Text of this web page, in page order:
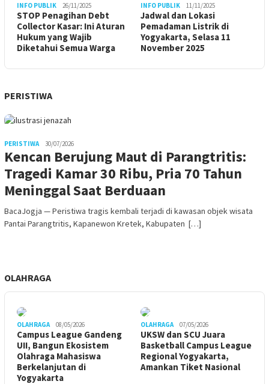
INFO PUBLIK 26/11/2025
STOP Penagihan Debt
Collector Kasar: Ini Aturan
Hukum yang Wajib
Diketahui Semua Warga
INFO PUBLIK 11/11/2025
Jadwal dan Lokasi
Pemadaman Listrik di
Yogyakarta, Selasa 11
November 2025
PERISTIWA
PERISTIWA 30/07/2026
Kencan Berujung Maut di Parangtritis:
Tragedi Kamar 30 Ribu, Pria 70 Tahun
Meninggal Saat Berduaan
BacaJogja — Peristiwa tragis kembali terjadi di kawasan objek wisata
Pantai Parangtritis, Kapanewon Kretek, Kabupaten […]
OLAHRAGA
OLAHRAGA 08/05/2026
Campus League Gandeng
UII, Bangun Ekosistem
Olahraga Mahasiswa
Berkelanjutan di
Yogyakarta
OLAHRAGA 07/05/2026
UKSW dan SCU Juara
Basketball Campus League
Regional Yogyakarta,
Amankan Tiket Nasional